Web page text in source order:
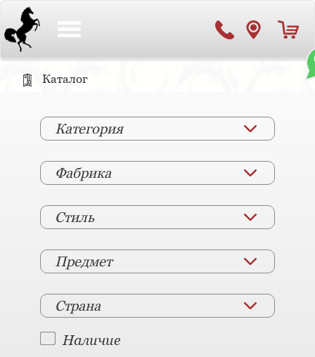
Каталог
Категория
Фабрика
Стиль
Предмет
Страна
Наличие